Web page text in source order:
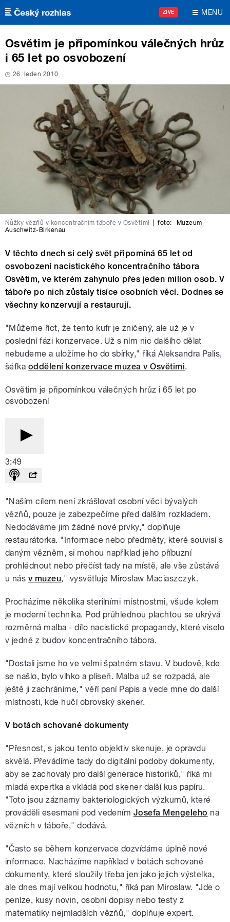
Přejít k hlavnímu obsahu
ŽIVĚ MENU
Osvětim je připomínkou válečných hrůz
i 65 let po osvobození
26. leden 2010
Nůžky vězňů v koncentračním táboře v Osvětimi foto:
Muzeum
Auschwitz-Birkenau
V těchto dnech si celý svět připomíná 65 let od
osvobození nacistického koncentračního tábora
Osvětim, ve kterém zahynulo přes jeden milion osob. V
táboře po nich zůstaly tisíce osobních věcí. Dodnes se
všechny konzervují a restaurují.
"Můžeme říct, že tento kufr je zničený, ale už je v
poslední fázi konzervace. Už s ním nic dalšího dělat
nebudeme a uložíme ho do sbírky," říká Aleksandra Palis,
šéfka oddělení konzervace muzea v Osvětimi.
Osvětim je připomínkou válečných hrůz i 65 let po
osvobození
3:49
"Naším cílem není zkrášlovat osobní věci bývalých
vězňů, pouze je zabezpečíme před dalším rozkladem.
Nedodáváme jim žádné nové prvky," doplňuje
restaurátorka. "Informace nebo předměty, které souvisí s
daným vězněm, si mohou například jeho příbuzní
prohlédnout nebo přečíst tady na místě, ale vše zůstává
u nás v muzeu," vysvětluje Miroslaw Maciaszczyk.
Procházíme několika sterilními místnostmi, všude kolem
je moderní technika. Pod průhlednou plachtou se ukrývá
rozměrná malba - dílo nacistické propagandy, které viselo
v jedné z budov koncentračního tábora.
"Dostali jsme ho ve velmi špatném stavu. V budově, kde
se našlo, bylo vlhko a plíseň. Malba už se rozpadá, ale
ještě ji zachráníme," věří paní Papis a vede mne do další
místnosti, kde hučí obrovský skener.
V botách schované dokumenty
"Přesnost, s jakou tento objektiv skenuje, je opravdu
skvělá. Převádíme tady do digitální podoby dokumenty,
aby se zachovaly pro další generace historiků," říká mi
mladá expertka a vkládá pod skener další kus papíru.
"Toto jsou záznamy bakteriologických výzkumů, které
prováděli esesmani pod vedením Josefa Mengeleho na
vězních v táboře," dodává.
"Často se během konzervace dozvídáme úplně nové
informace. Nacházíme například v botách schované
dokumenty, které sloužily třeba jen jako jejich výstelka,
ale dnes mají velkou hodnotu," říká pan Miroslaw. "Jde o
peníze, kusy novin, osobní dopisy nebo testy z
matematiky nejmladších vězňů," doplňuje expert.